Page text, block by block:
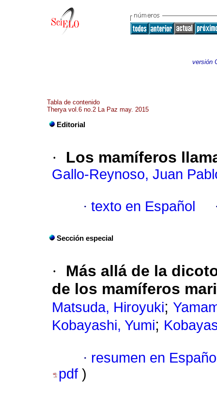
versión
Tabla de contenido
Therya vol.6 no.2 La Paz may. 2015
Editorial
· Los mamíferos
Gallo-Reynoso, Juan
· texto en Español
Sección especial
·
Más allá de la
de los mamíferos
Matsuda, Hiroyuki;
Kobayashi, Yumi;
· resumen en
pdf )